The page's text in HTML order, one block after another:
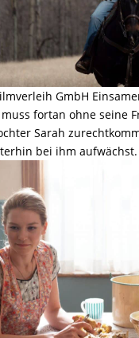
GmbH
fortan ohne seine
Sarah
bei ihm aufwächst.